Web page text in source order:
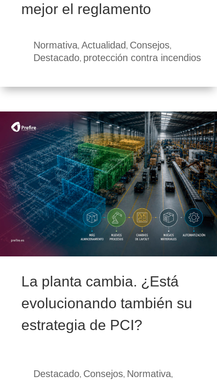
mejor el reglamento
Normativa, Actualidad , Consejos,
Destacado, protección contra incendios
La planta cambia. ¿Está
evolucionando también su
estrategia de PCI?
Destacado, Consejos, Normativa,